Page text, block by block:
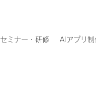
セミナー・研修 AIアプリ制